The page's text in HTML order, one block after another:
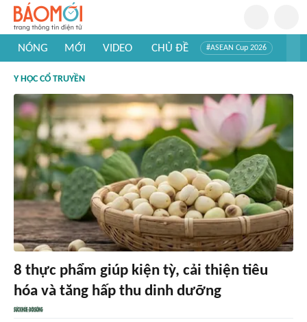
NÓNG MỚI VIDEO CHỦ ĐỀ #ASEAN Cup 2026
#Khám phá thế giới
Y HỌC CỔ TRUYỀN
8 thực phẩm giúp kiện tỳ, cải thiện tiêu
hóa và tăng hấp thu dinh dưỡng